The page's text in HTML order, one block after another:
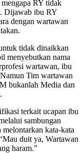
RY tidak
Dijawab ibu RY
dengan wartawan
tidak dinaikkan
menyebutkan nama
wartawan, ibu
Tim wartawan
bukanlah Media dan
terkait ucapan ibu
sambungan
kata-kata
duit ya, Wartawan
haram.”